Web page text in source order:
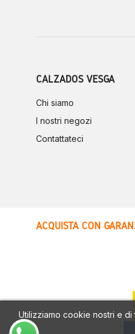
Utilizziamo cookie nostri e
CALZADOS VESGA
Chi siamo
I nostri negozi
Contattateci
ACQUISTA CON